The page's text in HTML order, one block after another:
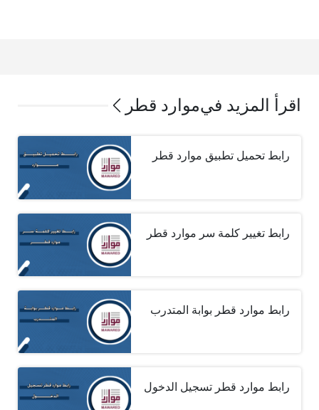
اقرأ المزيد فيموارد قطر
رابط تحميل تطبيق موارد قطر
رابط تغيير كلمة سر موارد قطر
رابط موارد قطر بوابة المتدرب
رابط موارد قطر تسجيل الدخول